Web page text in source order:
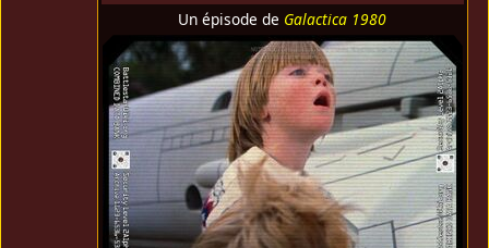
Un épisode de Galactica 1980